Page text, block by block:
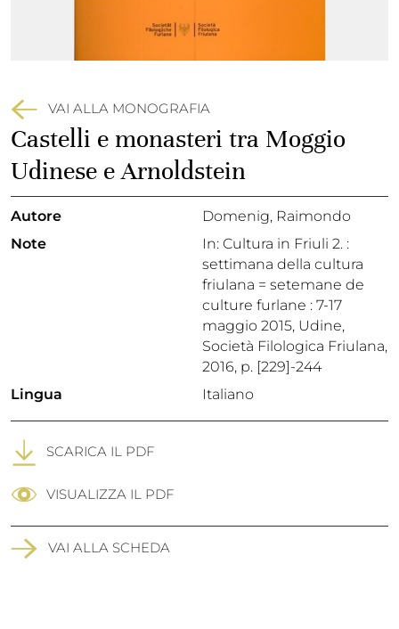
VAI ALLA MONOGRAFIA
Castelli e monasteri tra Moggio
Udinese e Arnoldstein
Autore
Domenig, Raimondo
Note
In: Cultura in Friuli 2. :
settimana della cultura
friulana = setemane de
culture furlane : 7-17
maggio 2015, Udine,
Società Filologica Friulana,
2016, p. [229]-244
Lingua
Italiano
SCARICA IL PDF
VISUALIZZA IL PDF
VAI ALLA SCHEDA